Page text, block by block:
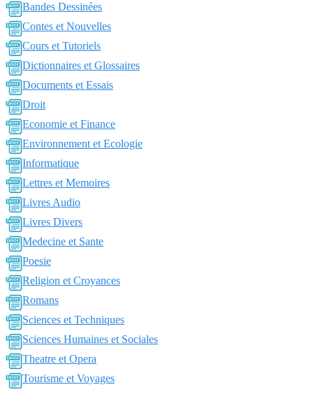
Bandes Dessinées
Contes et Nouvelles
Cours et Tutoriels
Dictionnaires et Glossaires
Documents et Essais
Droit
Economie et Finance
Environnement et Ecologie
Informatique
Lettres et Memoires
Livres Audio
Livres Divers
Medecine et Sante
Poesie
Religion et Croyances
Romans
Sciences et Techniques
Sciences Humaines et Sociales
Theatre et Opera
Tourisme et Voyages